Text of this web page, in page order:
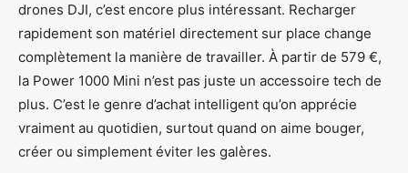
drones DJI, c’est encore plus intéressant. Recharger
rapidement son matériel directement sur place change
complètement la manière de travailler. À partir de 579 €,
la Power 1000 Mini n’est pas juste un accessoire tech de
plus. C’est le genre d’achat intelligent qu’on apprécie
vraiment au quotidien, surtout quand on aime bouger,
créer ou simplement éviter les galères.